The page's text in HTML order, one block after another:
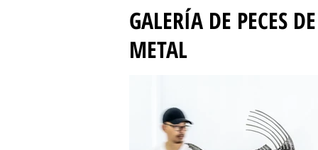
GALERÍA DE PECES DE
METAL